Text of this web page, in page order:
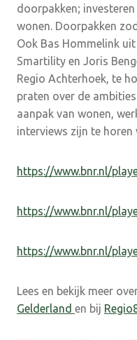
doorpakken;
wonen. Doorpakken
Ook Bas Hommelink
Smartility en Joris
Regio Achterhoek, te
praten over de
aanpak van wonen,
interviews zijn te
https://www.bnr.nl/
https://www.bnr.nl/
https://www.bnr.nl/
Lees en bekijk meer
Gelderland en bij